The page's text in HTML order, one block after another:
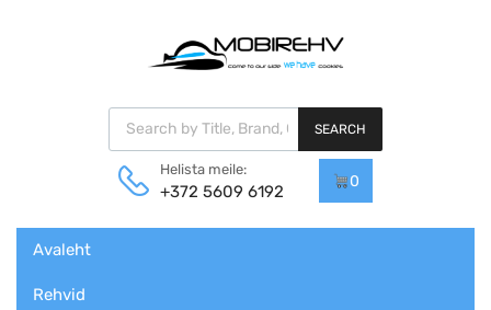
Products search
SEARCH
Helista meile:
+372 5609 6192
0
content
Avaleht
Rehvid